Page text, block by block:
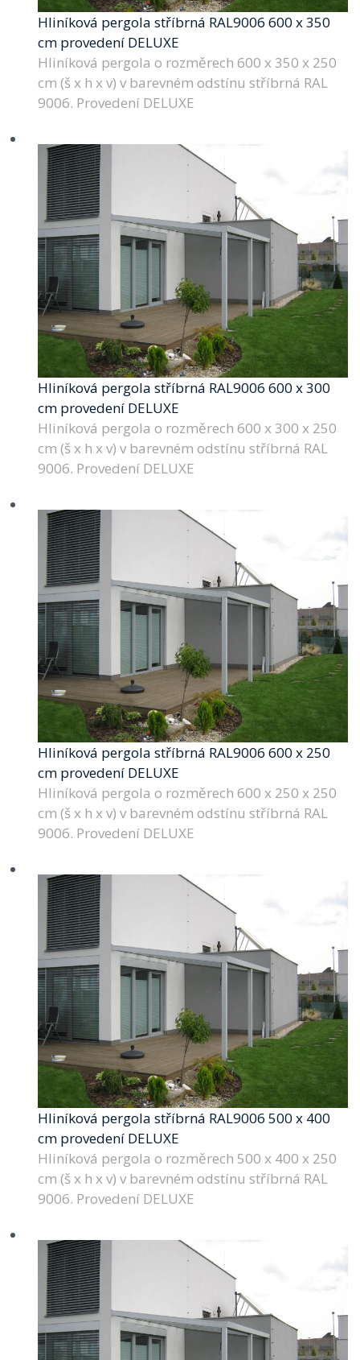
Hliníková pergola stříbrná RAL9006 600 x 350
cm provedení DELUXE
Hliníková pergola o rozměrech 600 x 350 x 250
cm (š x h x v) v barevném odstínu stříbrná RAL
9006. Provedení DELUXE
Hliníková pergola stříbrná RAL9006 600 x 300
cm provedení DELUXE
Hliníková pergola o rozměrech 600 x 300 x 250
cm (š x h x v) v barevném odstínu stříbrná RAL
9006. Provedení DELUXE
Hliníková pergola stříbrná RAL9006 600 x 250
cm provedení DELUXE
Hliníková pergola o rozměrech 600 x 250 x 250
cm (š x h x v) v barevném odstínu stříbrná RAL
9006. Provedení DELUXE
Hliníková pergola stříbrná RAL9006 500 x 400
cm provedení DELUXE
Hliníková pergola o rozměrech 500 x 400 x 250
cm (š x h x v) v barevném odstínu stříbrná RAL
9006. Provedení DELUXE